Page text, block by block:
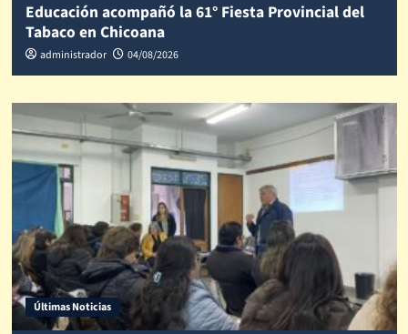
Educación acompañó la 61° Fiesta Provincial del
Tabaco en Chicoana
administrador 04/08/2026
Últimas Noticias